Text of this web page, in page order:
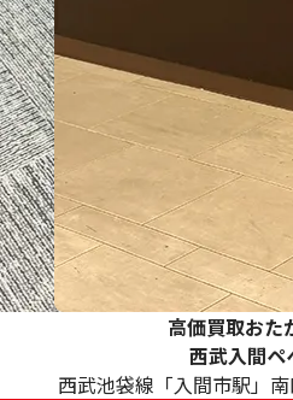
高価買取おた
西武入間ペ
西武池袋線「入間市駅」